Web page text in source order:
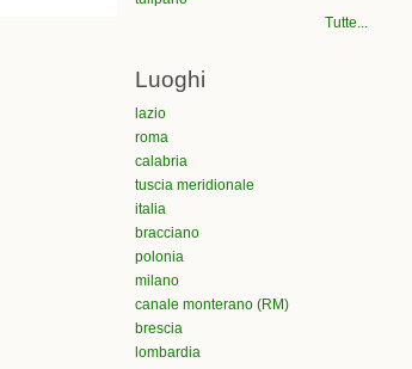
Tutte...
Luoghi
lazio
roma
calabria
tuscia meridionale
italia
bracciano
polonia
milano
canale monterano (RM)
brescia
lombardia